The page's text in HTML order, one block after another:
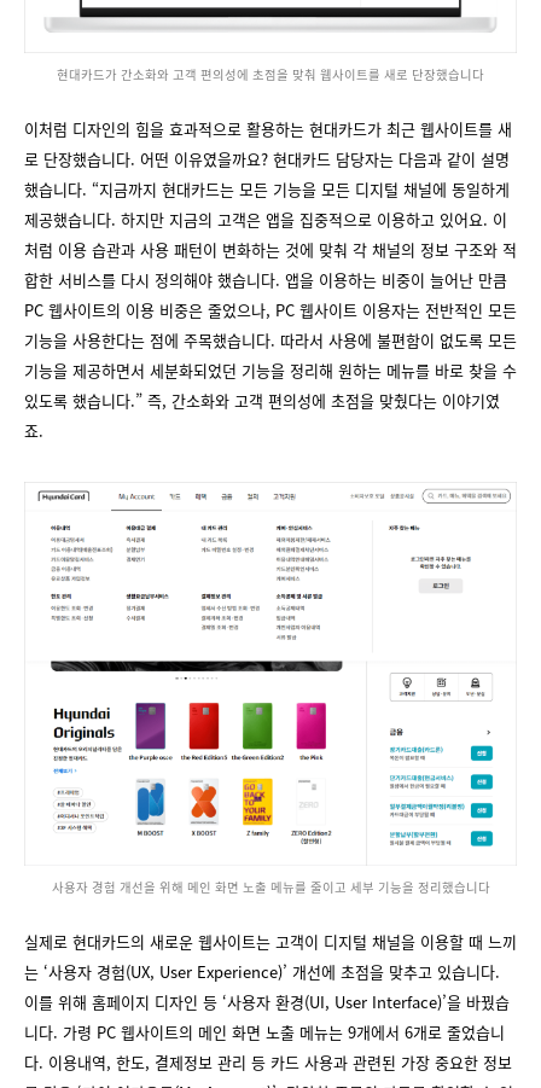
현대카드가 간소화와 고객 편의성에 초점을 맞춰 웹사이트를 새로 단장했습니다
이처럼 디자인의 힘을 효과적으로 활용하는 현대카드가 최근 웹사이트를 새
로 단장했습니다. 어떤 이유였을까요? 현대카드 담당자는 다음과 같이 설명
했습니다. “지금까지 현대카드는 모든 기능을 모든 디지털 채널에 동일하게
제공했습니다. 하지만 지금의 고객은 앱을 집중적으로 이용하고 있어요. 이
처럼 이용 습관과 사용 패턴이 변화하는 것에 맞춰 각 채널의 정보 구조와 적
합한 서비스를 다시 정의해야 했습니다. 앱을 이용하는 비중이 늘어난 만큼
PC 웹사이트의 이용 비중은 줄었으나, PC 웹사이트 이용자는 전반적인 모든
기능을 사용한다는 점에 주목했습니다. 따라서 사용에 불편함이 없도록 모든
기능을 제공하면서 세분화되었던 기능을 정리해 원하는 메뉴를 바로 찾을 수
있도록 했습니다.” 즉, 간소화와 고객 편의성에 초점을 맞췄다는 이야기였
죠.
사용자 경험 개선을 위해 메인 화면 노출 메뉴를 줄이고 세부 기능을 정리했습니다
실제로 현대카드의 새로운 웹사이트는 고객이 디지털 채널을 이용할 때 느끼
는 ‘사용자 경험(UX, User Experience)’ 개선에 초점을 맞추고 있습니다.
이를 위해 홈페이지 디자인 등 ‘사용자 환경(UI, User Interface)’을 바꿨습
니다. 가령 PC 웹사이트의 메인 화면 노출 메뉴는 9개에서 6개로 줄었습니
다. 이용내역, 한도, 결제정보 관리 등 카드 사용과 관련된 가장 중요한 정보